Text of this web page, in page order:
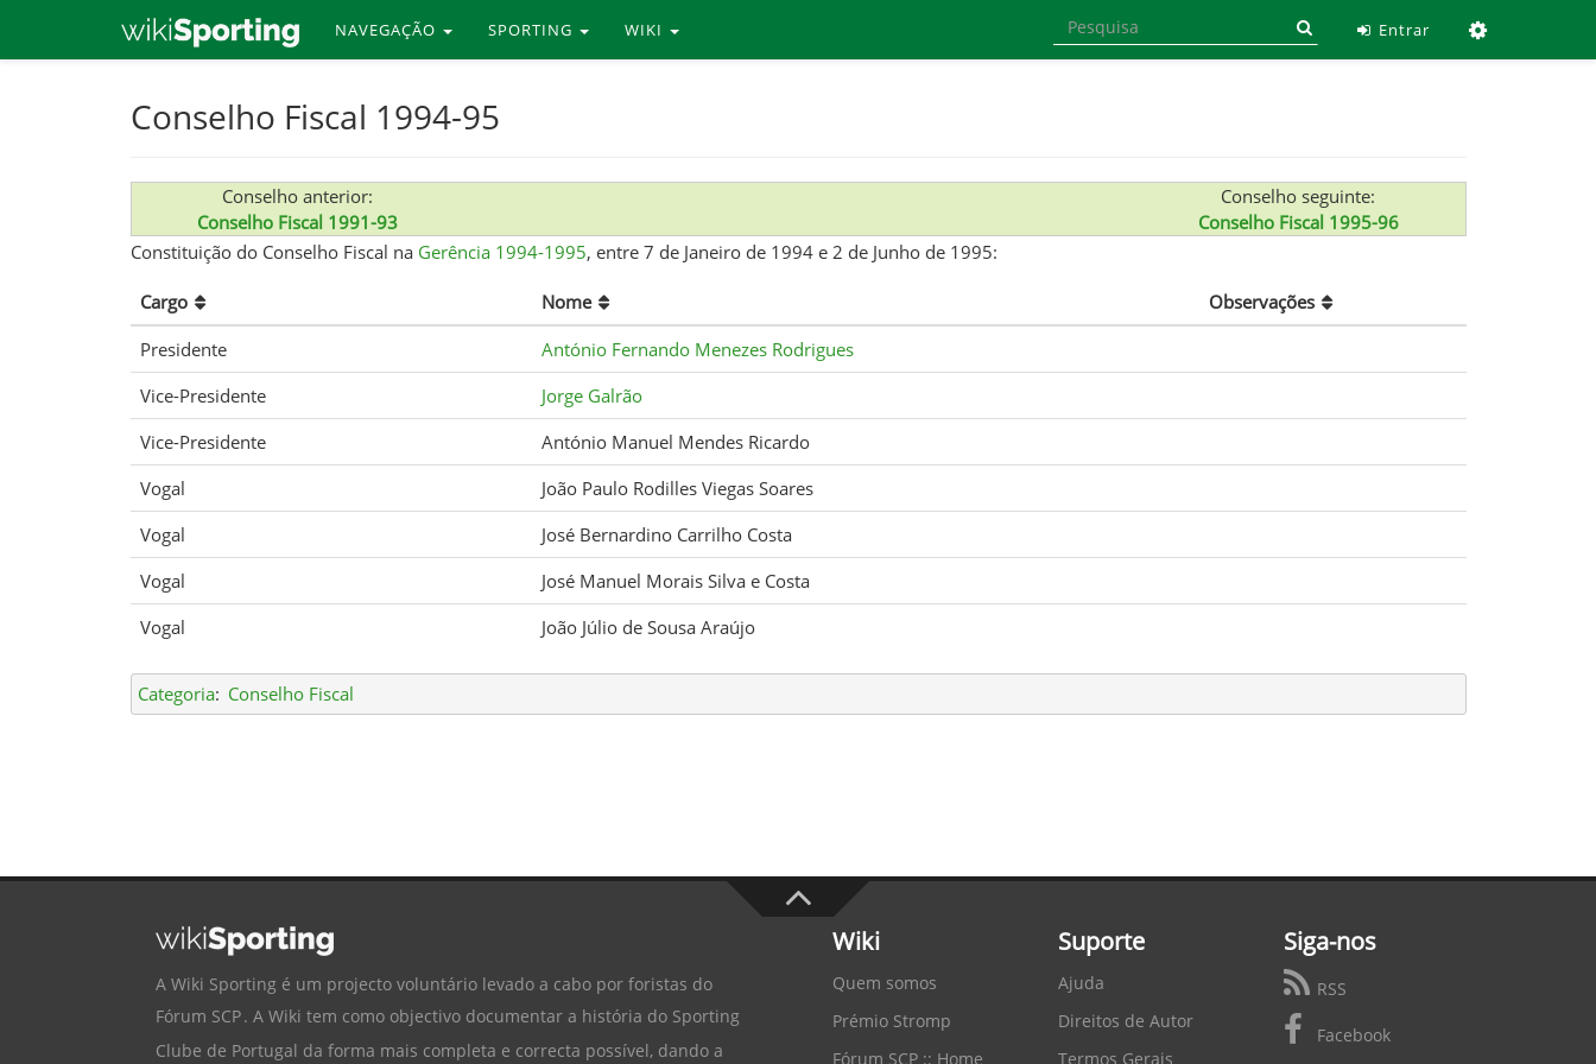
NAVEGAÇÃO SPORTING WIKI Entrar
Conselho Fiscal 1994-95
Conselho anterior:
Conselho Fiscal 1991-93
Conselho seguinte:
Conselho Fiscal 1995-96
Constituição do Conselho Fiscal na Gerência 1994-1995, entre 7 de Janeiro de 1994 e 2 de Junho de 1995:
Cargo Nome
Observações
Presidente
António Fernando Menezes Rodrigues
Vice-Presidente
Jorge Galrão
Vice-Presidente
António Manuel Mendes Ricardo
Vogal
João Paulo Rodilles Viegas Soares
Vogal
José Bernardino Carrilho Costa
Vogal
José Manuel Morais Silva e Costa
Vogal
João Júlio de Sousa Araújo
Categoria: Conselho Fiscal
A Wiki Sporting é um projecto voluntário levado a cabo por foristas do
Fórum SCP. A Wiki tem como objectivo documentar a história do Sporting
Clube de Portugal da forma mais completa e correcta possível, dando a
Wiki
Quem somos
Prémio Stromp
Fórum SCP :: Home
Suporte
Ajuda
Direitos de Autor
Termos Gerais
Siga-nos
RSS
Facebook